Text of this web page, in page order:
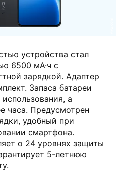
устройства стал
6500 мА·ч с
зарядкой. Адаптер
Запаса батареи
а
часа. Предусмотрен
удобный при
смартфона.
о 24 уровнях защиты
5-летнюю